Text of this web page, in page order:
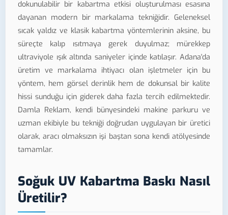
dokunulabilir bir kabartma etkisi oluşturulması esasına
dayanan modern bir markalama tekniğidir. Geleneksel
sıcak yaldız ve klasik kabartma yöntemlerinin aksine, bu
süreçte kalıp ısıtmaya gerek duyulmaz; mürekkep
ultraviyole ışık altında saniyeler içinde katılaşır. Adana'da
üretim ve markalama ihtiyacı olan işletmeler için bu
yöntem, hem görsel derinlik hem de dokunsal bir kalite
hissi sunduğu için giderek daha fazla tercih edilmektedir.
Damla Reklam, kendi bünyesindeki makine parkuru ve
uzman ekibiyle bu tekniği doğrudan uygulayan bir üretici
olarak, aracı olmaksızın işi baştan sona kendi atölyesinde
tamamlar.
Soğuk UV Kabartma Baskı Nasıl
Üretilir?